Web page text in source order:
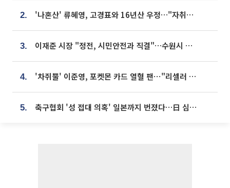
2. '나혼산' 류혜영, 고경표와 16년산 우정…"자취방서 부모님과 마주쳐"
3. 이재준 시장 "정전, 시민안전과 직결"…수원시 비상대응체계 가동
4. '차쥐뿔' 이준영, 포켓몬 카드 열혈 팬⋯"리셀러 처단할 것"
5. 축구협회 '성 접대 의혹' 일본까지 번졌다…日 심판 실명 공개